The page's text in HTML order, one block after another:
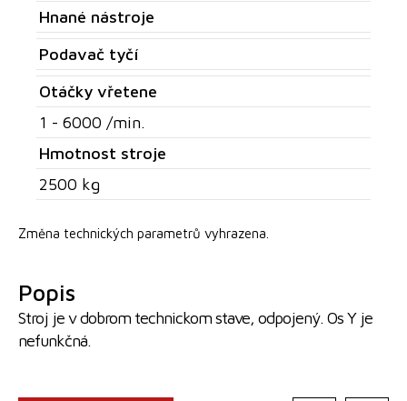
Hnané nástroje
Podavač tyčí
Otáčky vřetene
1 - 6000 /min.
Hmotnost stroje
2500 kg
Změna technických parametrů vyhrazena.
Popis
Stroj je v dobrom technickom stave, odpojený. Os Y je
nefunkčná.